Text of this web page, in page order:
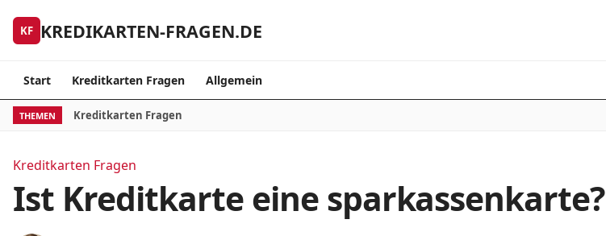
KF KREDIKARTEN-FRAGEN.DE
Start Kreditkarten Fragen Allgemein
THEMEN Kreditkarten Fragen
Kreditkarten Fragen
Ist Kreditkarte eine sparkassenkarte?